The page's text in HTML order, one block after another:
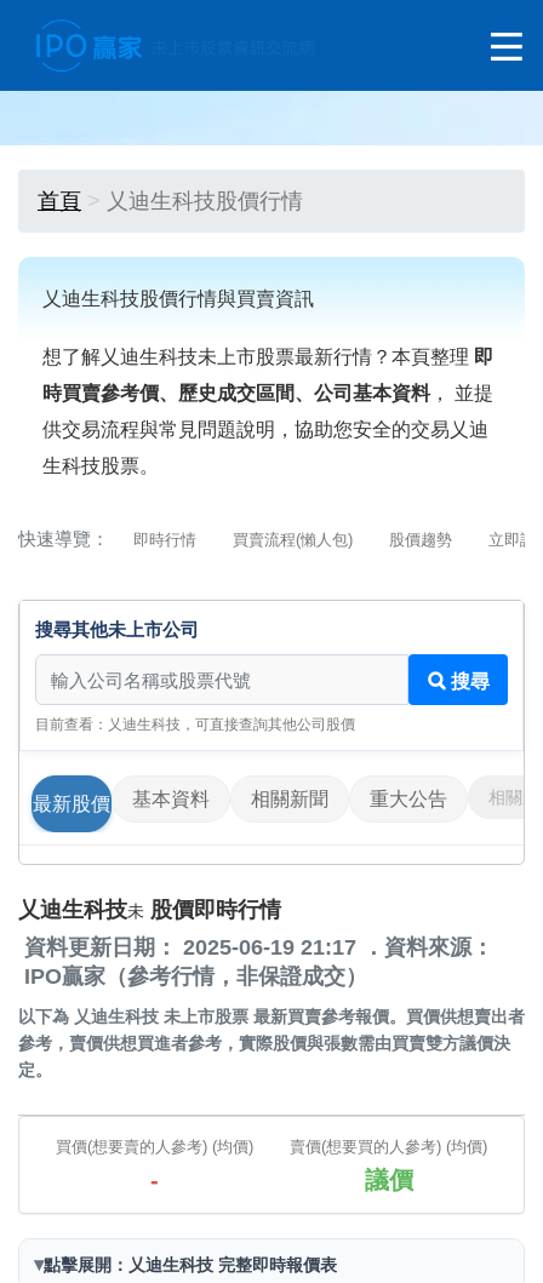
首頁 乂迪生科技股價行情
乂迪生科技股價行情與買賣資訊
想了解乂迪生科技未上市股票最新行情？本頁整理 即
時買賣參考價、歷史成交區間、公司基本資料， 並提
供交易流程與常見問題說明，協助您安全的交易乂迪
生科技股票。
快速導覽： 即時行情 買賣流程(懶人包) 股價趨勢 立即詢
搜尋其他未上市公司
搜尋其他未上市公司
搜尋
目前查看：乂迪生科技，可直接查詢其他公司股價
最新股價 基本資料 相關新聞 重大公告 相關影
乂迪生科技未 股價即時行情
資料更新日期： 2025-06-19 21:17 ．資料來源：
IPO贏家（參考行情，非保證成交）
以下為 乂迪生科技 未上市股票 最新買賣參考報價。買價供想賣出者
參考，賣價供想買進者參考，實際股價與張數需由買賣雙方議價決
定。
買價(想要賣的人參考) (均價)
-
賣價(想要買的人參考) (均價)
議價
▾點擊展開：乂迪生科技 完整即時報價表